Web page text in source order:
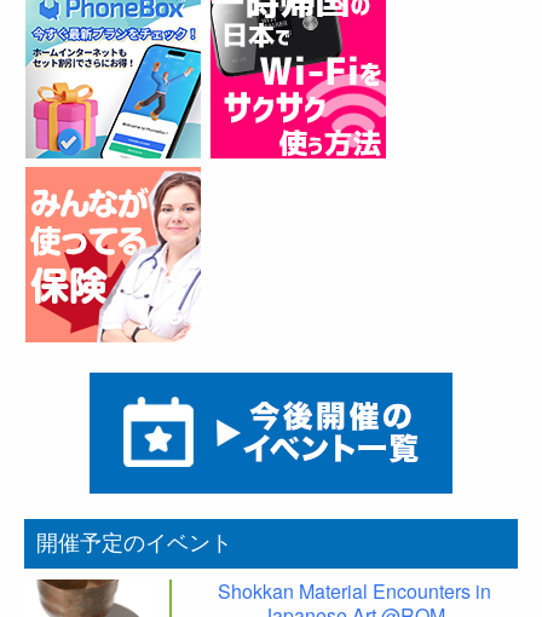
開催予定のイベント
Shokkan Material Encounters in